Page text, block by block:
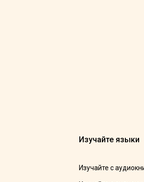
Изучайте языки
Изучайте с